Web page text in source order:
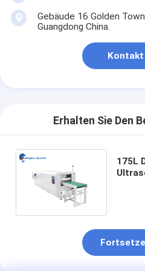
Gebäude 16 Golden
Guangdong China.
Kontakt
Erhalten Sie Den
175L